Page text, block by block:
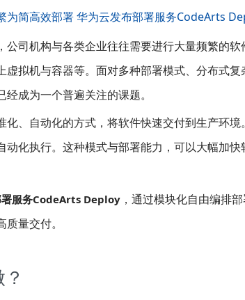
为简高效部署 华为云发布部署服务CodeArts
公司机构与各类企业往往需要进行大量频繁的
虚拟机与容器等。面对多种部署模式、分布式
成为一个普遍关注的课题。
化、自动化的方式，将软件快速交付到生产环
动化执行。这种模式与部署能力，可以大幅加
署服务CodeArts Deploy ，通过模块化自由编排
量交付。